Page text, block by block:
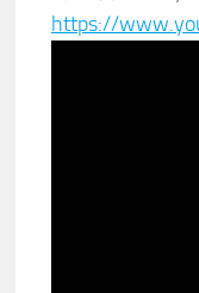
https://